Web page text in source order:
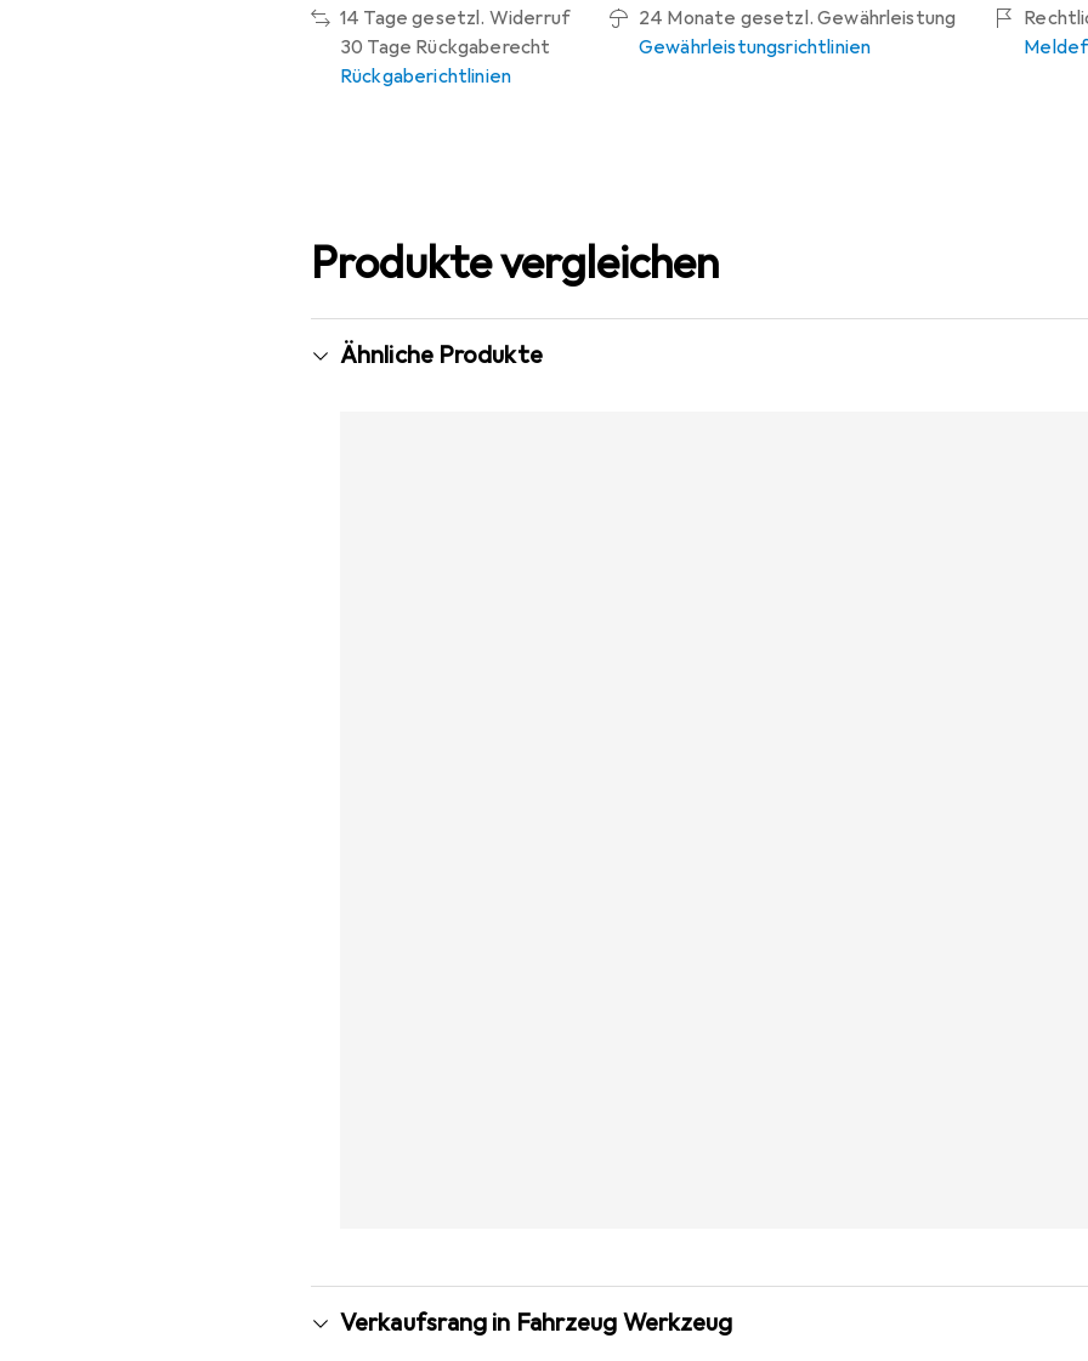
14 Tage gesetzl. Widerruf
30 Tage Rückgaberecht
Rückgaberichtlinien
24 Monate gesetzl. Gewährleistung
Gewährleistungsrichtlinien
Produkte vergleichen
Ähnliche Produkte
Verkaufsrang in Fahrzeug Werkzeug